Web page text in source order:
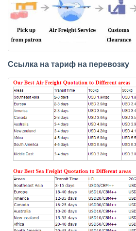
Ссылка на тариф на перевозку